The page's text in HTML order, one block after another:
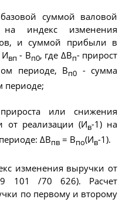
суммой валовой
на индекс изменения
и суммой прибыли в
Ивп - Вп0, где ΔВп- прирост
периоде, Вп0 - сумма
периоде;
или снижения
от реализации (Ив-1) на
ΔВпв = Впо(Ив-1).
изменения выручки от
101 /70 626). Расчет
по первому и второму